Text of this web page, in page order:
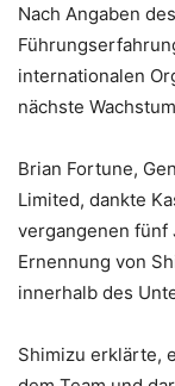
Nach Angaben
internationalen
nächste
Brian Fortune,
Limited, dankte
vergangenen fünf
Ernennung von
innerhalb des
Shimizu erklärte,